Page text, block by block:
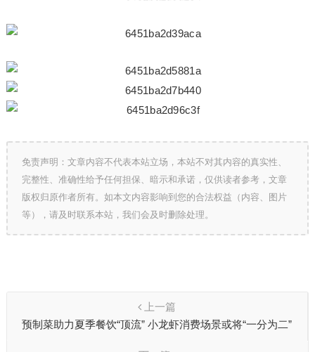
免责声明：文章内容不代表本站立场，本站不对其内容的真实性、
完整性、准确性给予任何担保、暗示和承诺，仅供读者参考，文章
版权归原作者所有。如本文内容影响到您的合法权益（内容、图片
等），请及时联系本站，我们会及时删除处理。
上一篇
预制菜助力夏季餐饮“顶流” 小龙虾消费场景或将“一分为二”